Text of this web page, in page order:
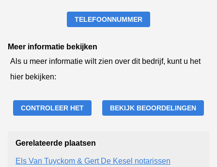
TELEFOONNUMMER
Meer informatie bekijken
Als u meer informatie wilt zien over dit bedrijf, kunt u het
hier bekijken:
CONTROLEER HET BEKIJK BEOORDELINGEN
Gerelateerde plaatsen
Els Van Tuyckom & Gert De Kesel notarissen